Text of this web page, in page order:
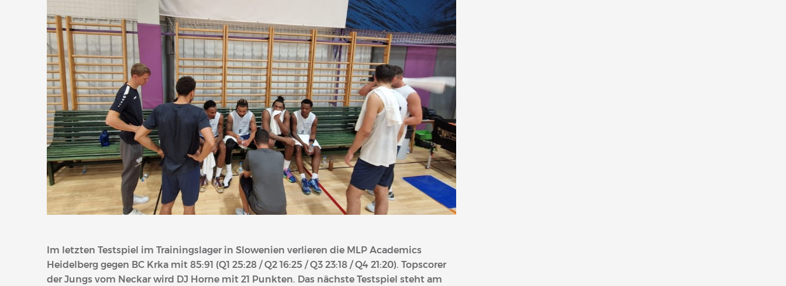
Im letzten Testspiel im Trainingslager in Slowenien verlieren die MLP Academics
Heidelberg gegen BC Krka mit 85:91 (Q1 25:28 / Q2 16:25 / Q3 23:18 / Q4 21:20). Topscorer
der Jungs vom Neckar wird DJ Horne mit 21 Punkten. Das nächste Testspiel steht am